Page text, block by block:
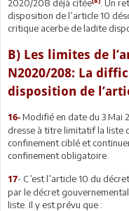
2020/208 déjà citée
. Un
disposition de l’article 10
critique acerbe de ladite
B) Les limites de
N2020/208: La
disposition de
16- Modifié en date du 3 Mai
dresse à titre limitatif la liste
confinement ciblé et
confinement obligatoire.
17- C’est l’article 10 du
par le décret
liste. Il y est prévu que :